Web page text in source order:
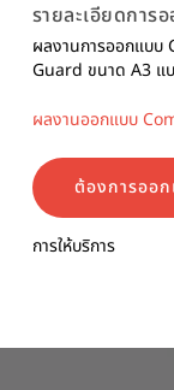
รายละเอียดกา
ผลงานการออกแบ
Guard ขนาด A3 แ
ผลงานออกแบบ
ต้องการออ
การให้บริการ